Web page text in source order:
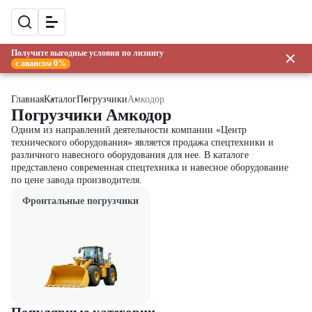
Получите выгодные условия по лизингу
с авансом 0%
ГлавнаяКаталогПогрузчикиАмкодор
Погрузчики Амкодор
Одним из направлений деятельности компании «Центр
технического оборудования» является продажа спецтехники и
различного навесного оборудования для нее. В каталоге
представлено современная спецтехника и навесное оборудование
по цене завода производителя.
Фронтальные погрузчики